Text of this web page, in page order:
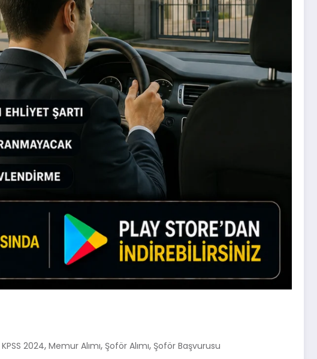
KPSS 2024, Memur Alımı, Şoför Alımı, Şoför Başvurusu